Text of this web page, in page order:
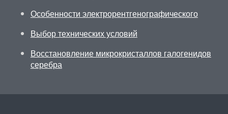
Особенности электрорентгенографического
Выбор технических условий
Восстановление микрокристаллов галогенидов
серебра